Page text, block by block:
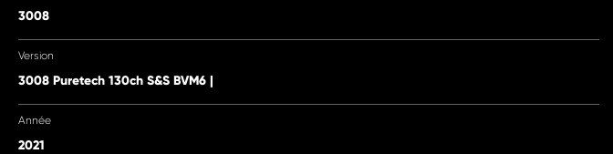
3008
Version
3008 Puretech 130ch S&S BVM6 |
Année
2021